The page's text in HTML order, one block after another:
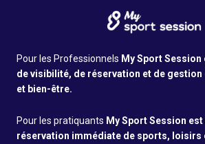
Pour les Professionnels My Sport
de visibilité, de réservation et de
et bien-être.
Pour les pratiquants My Sport Session
réservation immédiate de sports, loisirs